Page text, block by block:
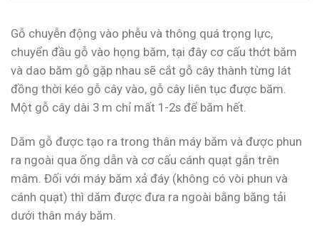
Gỗ chuyễn động vào phễu và thông quá trọng lực,
chuyển đầu gỗ vào họng băm, tại đây cơ cấu thớt băm
và dao băm gỗ gặp nhau sẽ cắt gỗ cây thành từng lát
đồng thời kéo gỗ cây vào, gỗ cây liên tục được băm.
Một gỗ cây dài 3 m chỉ mất 1-2s để băm hết.
Dăm gỗ được tạo ra trong thân máy băm và được phun
ra ngoài qua ống dẫn và cơ cấu cánh quạt gắn trên
mâm. Đối với máy băm xả đáy (không có vòi phun và
cánh quạt) thì dăm được đưa ra ngoài bằng băng tải
dưới thân máy băm.